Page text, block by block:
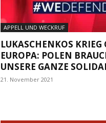
APPELL UND WECKRUF
LUKASCHENKOS KRIEG
EUROPA: POLEN
UNSERE GANZE
21. November 2021